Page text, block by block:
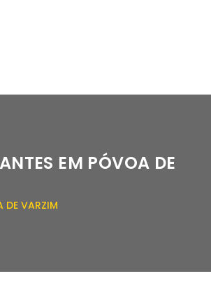
EM PÓVOA DE
DE VARZIM